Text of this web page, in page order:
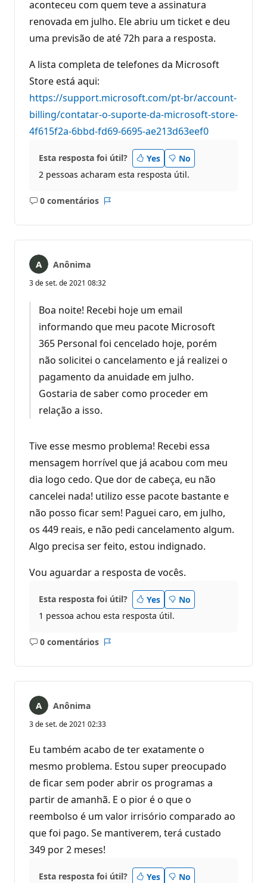
aconteceu com quem teve a assinatura
renovada em julho. Ele abriu um ticket e deu
uma previsão de até 72h para a resposta.
A lista completa de telefones da Microsoft
Store está aqui:
https://support.microsoft.com/pt-br/account-
billing/contatar-o-suporte-da-microsoft-store-
4f615f2a-6bbd-fd69-6695-ae213d63eef0
Esta resposta foi útil? Yes
No
2 pessoas acharam esta resposta útil.
0 comentários
Sem
Anônima
3 de set. de 2021 08:32
Boa noite! Recebi hoje um email
informando que meu pacote Microsoft
365 Personal foi cencelado hoje, porém
não solicitei o cancelamento e já realizei o
pagamento da anuidade em julho.
Gostaria de saber como proceder em
relação a isso.
Tive esse mesmo problema! Recebi essa
mensagem horrível que já acabou com meu
dia logo cedo. Que dor de cabeça, eu não
cancelei nada! utilizo esse pacote bastante e
não posso ficar sem! Paguei caro, em julho,
os 449 reais, e não pedi cancelamento algum.
Algo precisa ser feito, estou indignado.
Vou aguardar a resposta de vocês.
Esta resposta foi útil? Yes
No
1 pessoa achou esta resposta útil.
0 comentários
Sem
Anônima
3 de set. de 2021 02:33
Eu também acabo de ter exatamente o
mesmo problema. Estou super preocupado
de ficar sem poder abrir os programas a
partir de amanhã. E o pior é o que o
reembolso é um valor irrisório comparado ao
que foi pago. Se mantiverem, terá custado
349 por 2 meses!
Esta resposta foi útil? Yes
No